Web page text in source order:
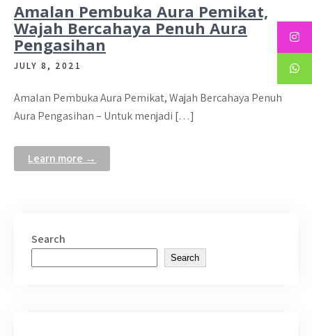
Amalan Pembuka Aura Pemikat,
Wajah Bercahaya Penuh Aura
Pengasihan
JULY 8, 2021
Amalan Pembuka Aura Pemikat, Wajah Bercahaya Penuh
Aura Pengasihan – Untuk menjadi […]
Learn more →
Search
Search